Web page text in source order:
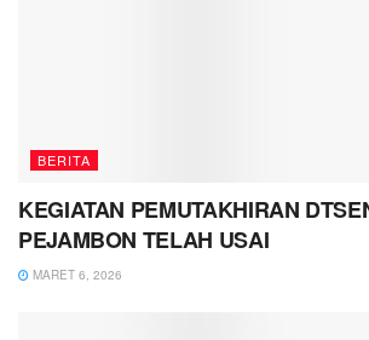
BERITA
KEGIATAN PEMUTAKHIRAN
PEJAMBON TELAH USAI
MARET 6, 2026